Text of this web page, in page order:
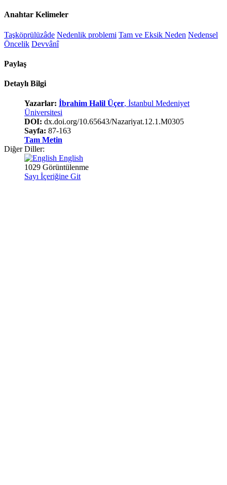
Anahtar Kelimeler
Taşköprülüzâde Nedenlik problemi Tam ve Eksik Neden Nedensel
Öncelik Devvânî
Paylaş
Detaylı Bilgi
Yazarlar: İbrahim Halil Üçer, İstanbul Medeniyet
Üniversitesi
DOI: dx.doi.org/10.65643/Nazariyat.12.1.M0305
Sayfa: 87-163
Tam Metin
Diğer Diller:
English
1029 Görüntülenme
Sayı İçeriğine Git